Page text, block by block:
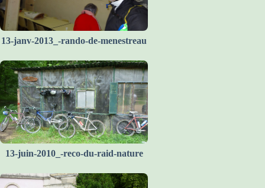
13-janv-2013_-rando-de-menestreau
13-juin-2010_-reco-du-raid-nature